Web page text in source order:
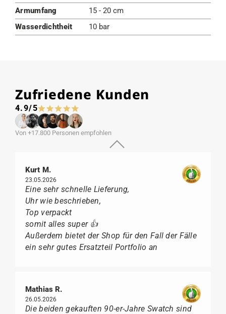
Armumfang
15 - 20 cm
Wasserdichtheit
10 bar
Zufriedene Kunden
4.9/5
Von +17.800 Personen empfohlen
Kurt M.
23.05.2026
Eine sehr schnelle Lieferung,
Uhr wie beschrieben,
Top verpackt
somit alles super 👍
Außerdem bietet der Shop für den Fall der Fälle
ein sehr gutes Ersatzteil Portfolio an
Mathias R.
26.05.2026
Die beiden gekauften 90-er-Jahre Swatch sind